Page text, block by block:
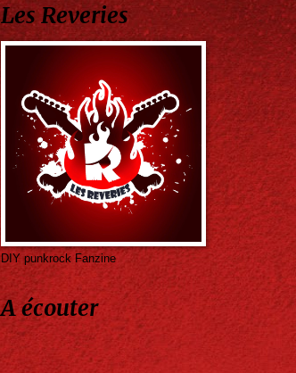
Les Reveries
DIY punkrock Fanzine
A écouter